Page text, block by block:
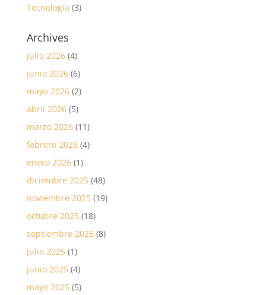
Tecnología (3)
Archives
julio 2026(4)
junio 2026(6)
mayo 2026(2)
abril 2026(5)
marzo 2026(11)
febrero 2026(4)
enero 2026(1)
diciembre 2025(48)
noviembre 2025(19)
octubre 2025(18)
septiembre 2025(8)
julio 2025(1)
junio 2025(4)
mayo 2025(5)